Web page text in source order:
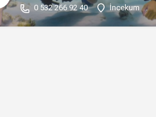
0 532 266 92 40 İncekum